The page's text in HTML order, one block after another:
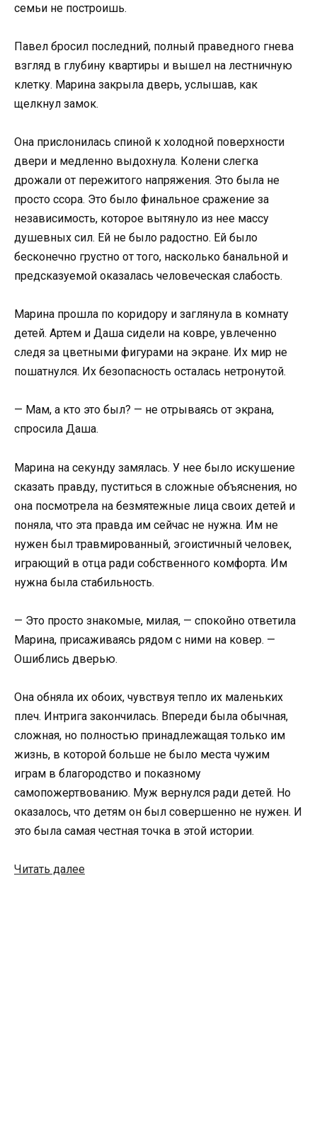
семьи не построишь.
Павел бросил последний, полный праведного гнева
взгляд в глубину квартиры и вышел на лестничную
клетку. Марина закрыла дверь, услышав, как
щелкнул замок.
Она прислонилась спиной к холодной поверхности
двери и медленно выдохнула. Колени слегка
дрожали от пережитого напряжения. Это была не
просто ссора. Это было финальное сражение за
независимость, которое вытянуло из нее массу
душевных сил. Ей не было радостно. Ей было
бесконечно грустно от того, насколько банальной и
предсказуемой оказалась человеческая слабость.
Марина прошла по коридору и заглянула в комнату
детей. Артем и Даша сидели на ковре, увлеченно
следя за цветными фигурами на экране. Их мир не
пошатнулся. Их безопасность осталась нетронутой.
— Мам, а кто это был? — не отрываясь от экрана,
спросила Даша.
Марина на секунду замялась. У нее было искушение
сказать правду, пуститься в сложные объяснения, но
она посмотрела на безмятежные лица своих детей и
поняла, что эта правда им сейчас не нужна. Им не
нужен был травмированный, эгоистичный человек,
играющий в отца ради собственного комфорта. Им
нужна была стабильность.
— Это просто знакомые, милая, — спокойно ответила
Марина, присаживаясь рядом с ними на ковер. —
Ошиблись дверью.
Она обняла их обоих, чувствуя тепло их маленьких
плеч. Интрига закончилась. Впереди была обычная,
сложная, но полностью принадлежащая только им
жизнь, в которой больше не было места чужим
играм в благородство и показному
самопожертвованию. Муж вернулся ради детей. Но
оказалось, что детям он был совершенно не нужен. И
это была самая честная точка в этой истории.
Читать далее